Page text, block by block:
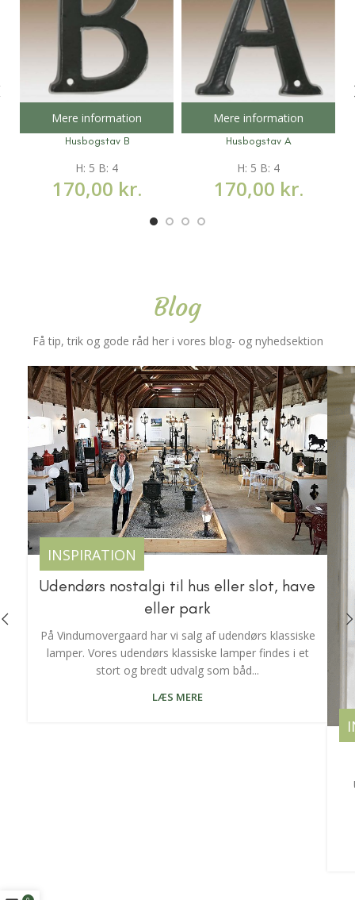
Mere information
Husbogstav B
H: 5 B: 4
170,00 kr.
Mere information
Husbogstav A
H: 5 B: 4
170,00 kr.
Blog
Få tip, trik og gode råd her i vores blog- og nyhedsektion
INSPIRATION
Udendørs nostalgi til hus eller slot, have
eller park
På Vindumovergaard har vi salg af udendørs klassiske
lamper. Vores udendørs klassiske lamper findes i et
stort og bredt udvalg som båd...
LÆS MERE